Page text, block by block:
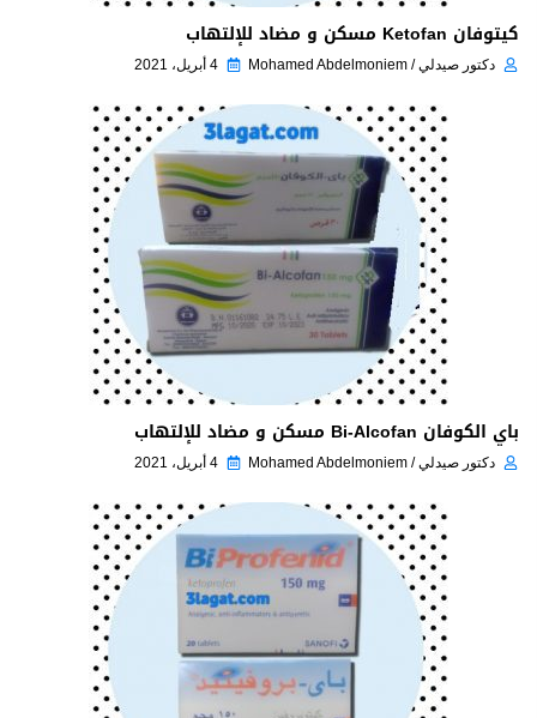
كيتوفان Ketofan مسكن و مضاد للإلتهاب
دكتور صيدلي / Mohamed Abdelmoniem 4 أبريل، 2021
باي الكوفان Bi-Alcofan مسكن و مضاد للإلتهاب
دكتور صيدلي / Mohamed Abdelmoniem 4 أبريل، 2021